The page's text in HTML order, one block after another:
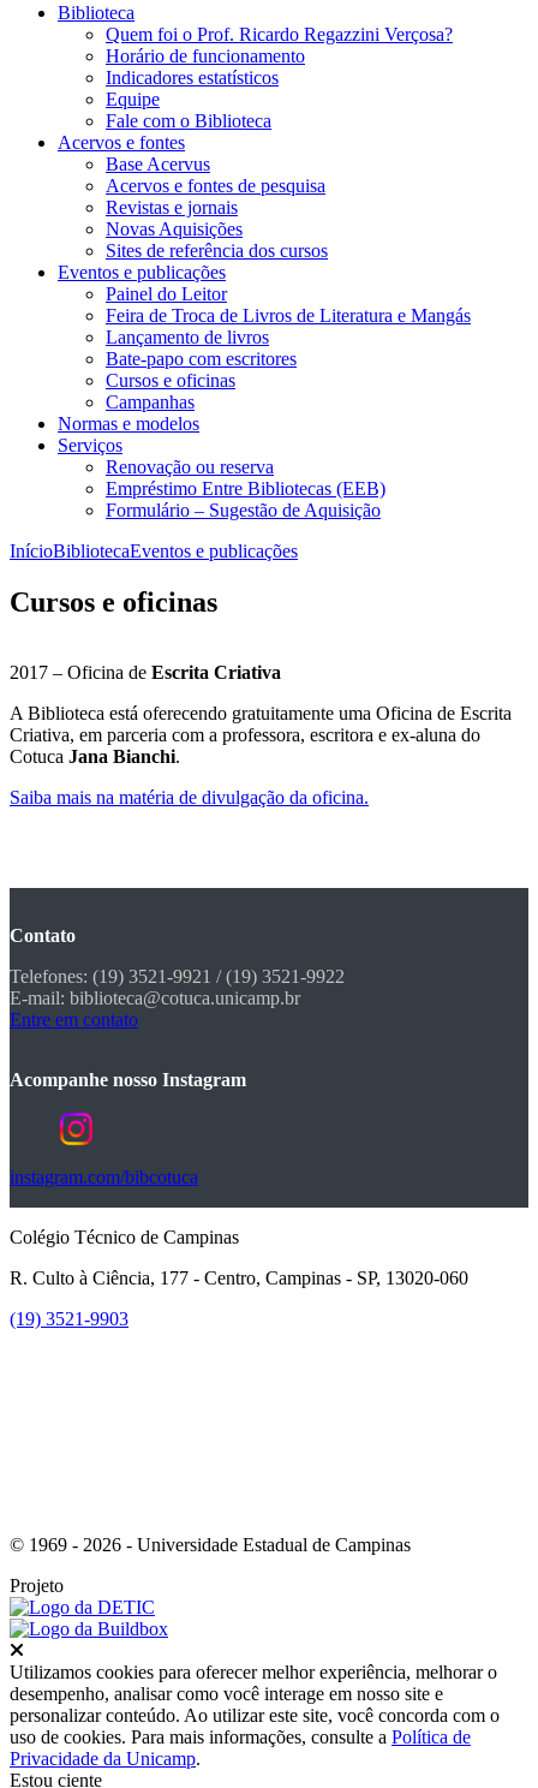
Biblioteca
Quem foi o Prof. Ricardo Regazzini Verçosa?
Horário de funcionamento
Indicadores estatísticos
Equipe
Fale com o Biblioteca
Acervos e fontes
Base Acervus
Acervos e fontes de pesquisa
Revistas e jornais
Novas Aquisições
Sites de referência dos cursos
Eventos e publicações
Painel do Leitor
Feira de Troca de Livros de Literatura e Mangás
Lançamento de livros
Bate-papo com escritores
Cursos e oficinas
Campanhas
Normas e modelos
Serviços
Renovação ou reserva
Empréstimo Entre Bibliotecas (EEB)
Formulário – Sugestão de Aquisição
InícioBibliotecaEventos e publicações
Cursos e oficinas
2017 – Oficina de Escrita Criativa
A Biblioteca está oferecendo gratuitamente uma Oficina de Escrita
Criativa, em parceria com a professora, escritora e ex-aluna do
Cotuca Jana Bianchi.
Saiba mais na matéria de divulgação da oficina.
Contato
Telefones: (19) 3521-9921 / (19) 3521-9922
E-mail: biblioteca@cotuca.unicamp.br
Entre em contato
Acompanhe nosso Instagram
instagram.com/bibcotuca
Colégio Técnico de Campinas
R. Culto à Ciência, 177 - Centro, Campinas - SP, 13020-060
(19) 3521-9903
© 1969 - 2026 - Universidade Estadual de Campinas
Projeto
Utilizamos cookies para oferecer melhor experiência, melhorar o
desempenho, analisar como você interage em nosso site e
personalizar conteúdo. Ao utilizar este site, você concorda com o
uso de cookies. Para mais informações, consulte a Política de
Privacidade da Unicamp.
Estou ciente